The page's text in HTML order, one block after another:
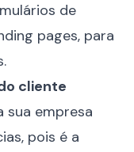
de
pages, para
cliente
sua empresa
pois é a